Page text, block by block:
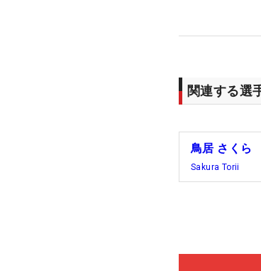
関連する選
鳥居 さくら
Sakura Torii